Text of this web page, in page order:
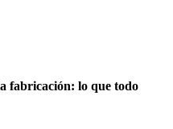
fabricación: lo que todo